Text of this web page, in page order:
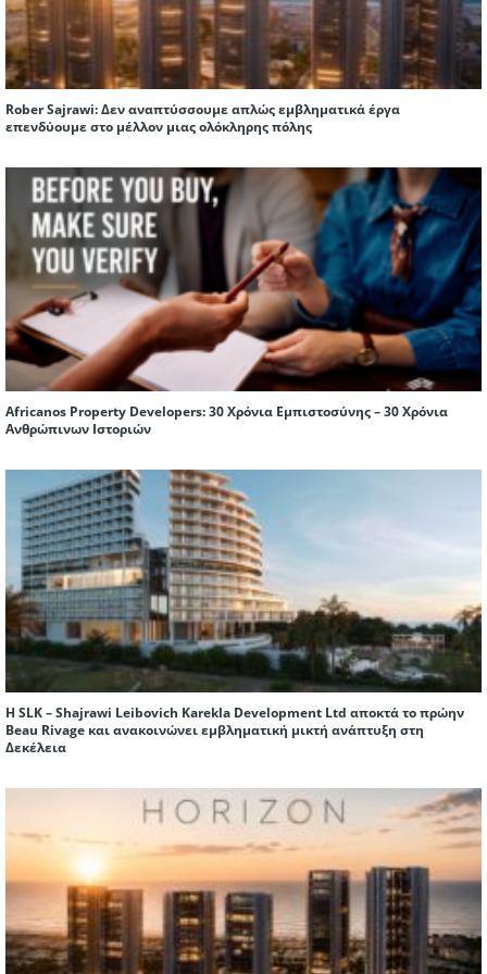
Rober Sajrawi: Δεν αναπτύσσουμε απλώς εμβληματικά έργα
επενδύουμε στο μέλλον μιας ολόκληρης πόλης
Africanos Property Developers: 30 Χρόνια Εμπιστοσύνης – 30 Χρόνια
Ανθρώπινων Ιστοριών
Η SLK – Shajrawi Leibovich Karekla Development Ltd αποκτά το πρώην
Beau Rivage και ανακοινώνει εμβληματική μικτή ανάπτυξη στη
Δεκέλεια